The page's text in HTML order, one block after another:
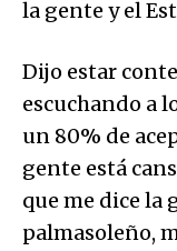
la gente y el
Dijo estar
escuchando a
un 80% de
gente está
que me dice la
palmasoleño,